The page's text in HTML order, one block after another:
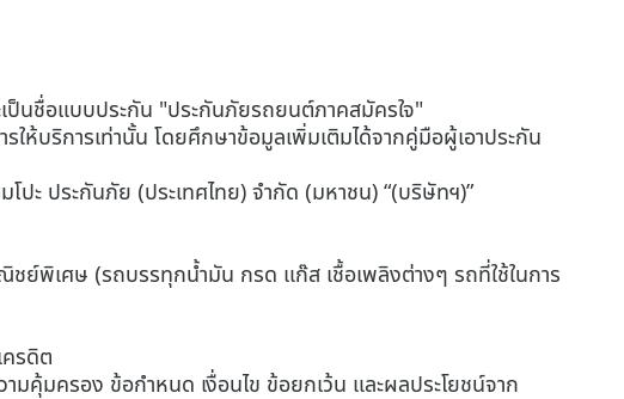
ป็นชื่อแบบประกัน "ประกันภัยรถยนต์ภาคสมัครใจ"
ห้บริการเท่านั้น โดยศึกษาข้อมูลเพิ่มเติมได้จากคู่มือผู้เอาประกัน
ปะ ประกันภัย (ประเทศไทย) จำกัด (มหาชน) “(บริษัทฯ)”
ย์พิเศษ (รถบรรทุกน้ำมัน กรด แก๊ส เชื้อเพลิงต่างๆ รถที่ใช้ในการ
รดิต
คุ้มครอง ข้อกำหนด เงื่อนไข ข้อยกเว้น และผลประโยชน์จาก